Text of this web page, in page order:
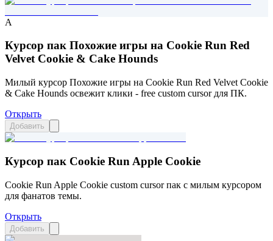
A
Курсор пак Похожие игры на Cookie Run Red
Velvet Cookie & Cake Hounds
Милый курсор Похожие игры на Cookie Run Red Velvet Cookie
& Cake Hounds освежит клики - free custom cursor для ПК.
Открыть
Добавить
Курсор пак Cookie Run Apple Cookie
Cookie Run Apple Cookie custom cursor пак с милым курсором
для фанатов темы.
Открыть
Добавить